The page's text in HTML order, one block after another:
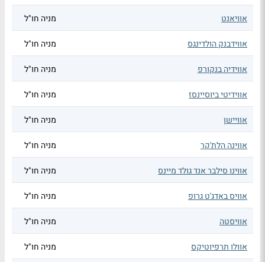
אוויאנט מניה חו"ל
אווידבנק הולדינגס מניה חו"ל
אווידיה בנקורפ מניה חו"ל
אווידיטי ביוסיינסז מניה חו"ל
אוויישן מניה חו"ל
אווינה הלת'קר מניה חו"ל
אווינו סילבר אנד גולד מיינס מניה חו"ל
אוויס באדג'ט גרופ מניה חו"ל
אוויסטה מניה חו"ל
אוולו תרפיוטיקס מניה חו"ל